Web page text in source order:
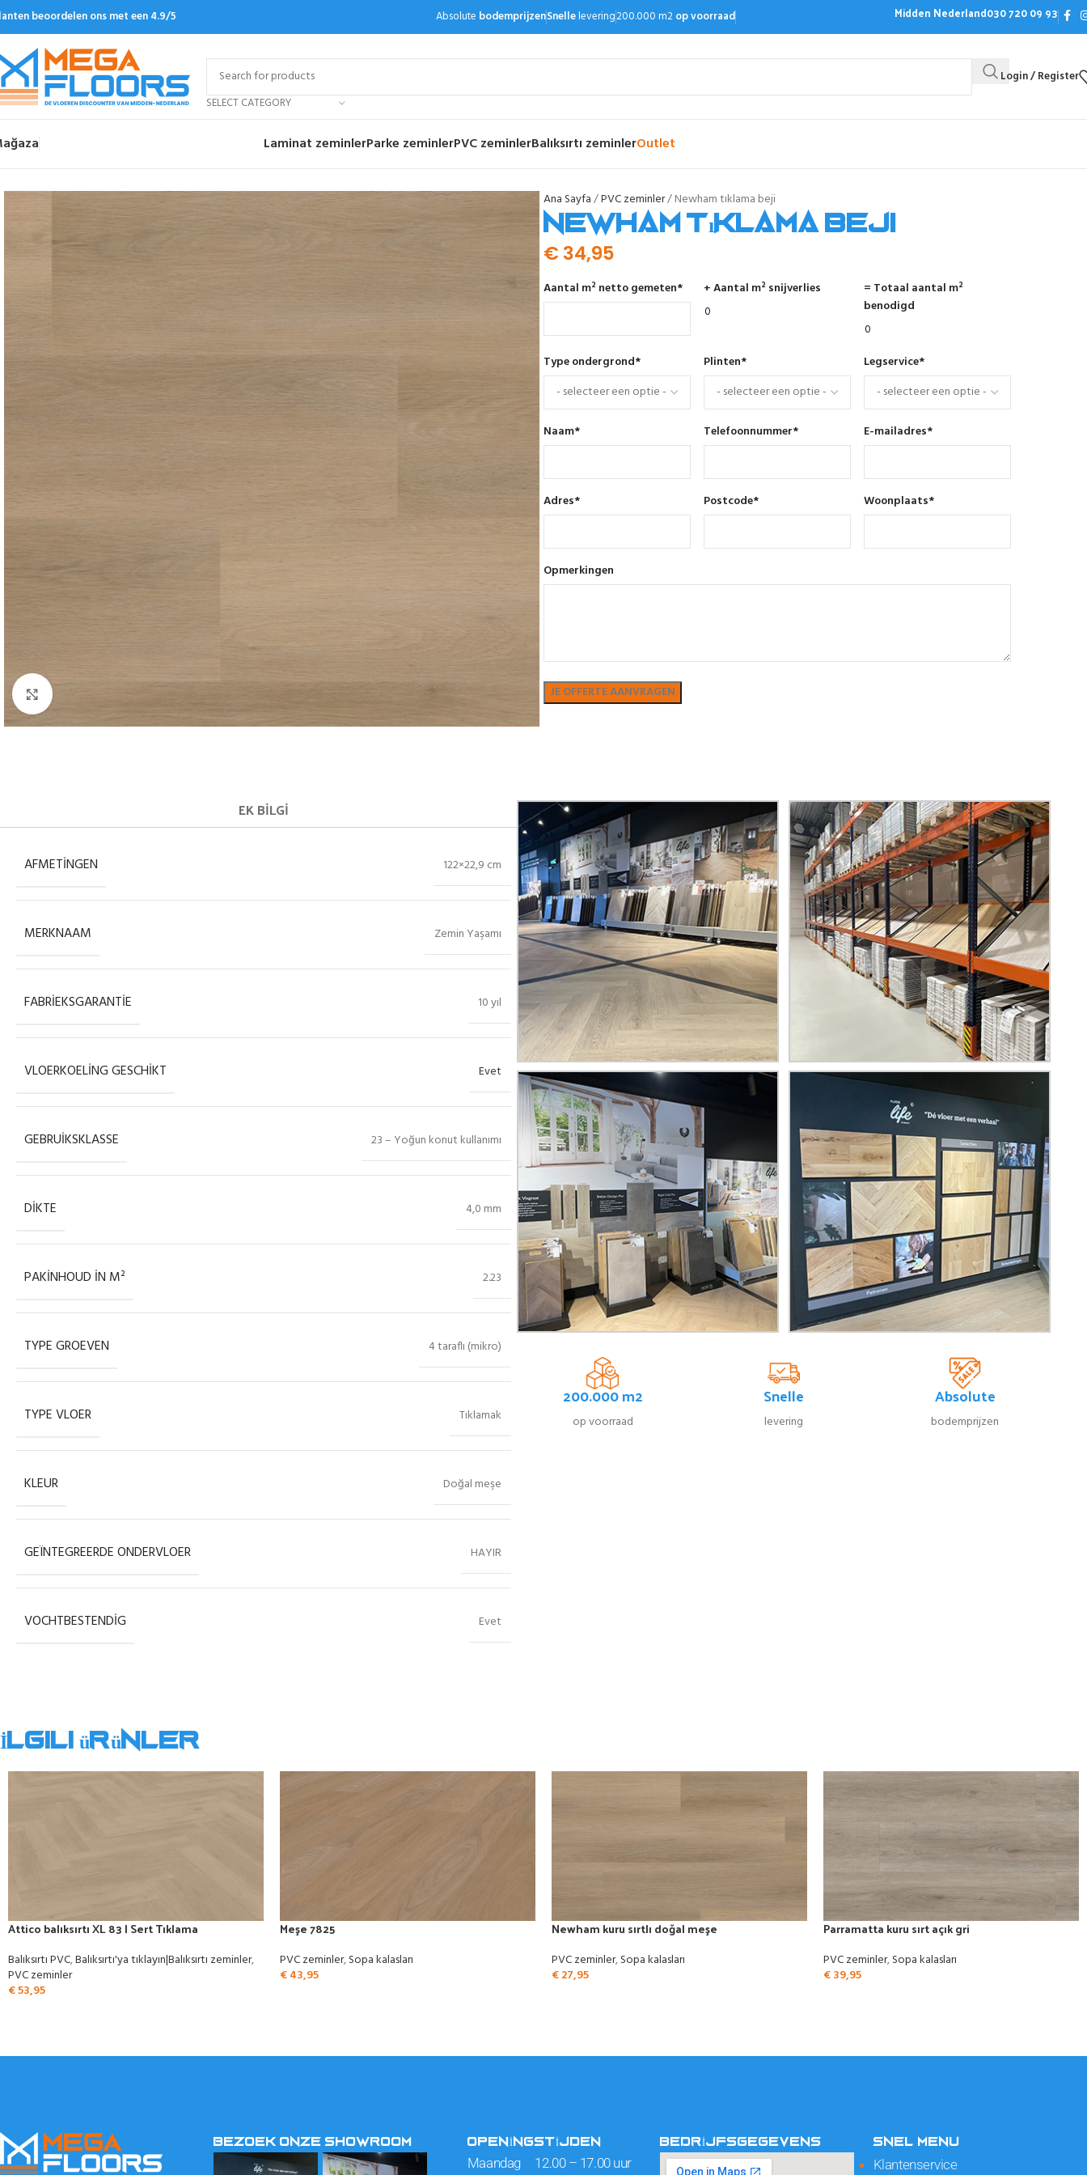
beoordelen ons met een 4.9/5 Absolute bodemprijzenSnellelevering200.000 m2op voorraad Midden Nederland030 720 09 93
SELECT CATEGORY
Login / Register
Laminat zeminlerParke zeminlerPVC zeminlerBalıksırtı zeminlerOutlet
Ana Sayfa PVC zeminler Newham tıklama beji
Newham tıklama beji
€34,95
Aantal m² netto gemeten* + Aantal m² snijverlies
= Totaal aantal m²
benodigd
Type ondergrond* Plinten* Legservice*
Naam* Telefoonnummer* E-mailadres*
Adres* Postcode* Woonplaats*
Opmerkingen
EK BILGI
AFMETINGEN 122×22,9 cm
MERKNAAM Zemin Yaşamı
FABRIEKSGARANTIE 10 yıl
VLOERKOELING GESCHIKT Evet
GEBRUIKSKLASSE 23 – Yoğun konut kullanımı
DIKTE 4,0 mm
PAKINHOUD IN M² 2.23
TYPE GROEVEN 4 taraflı (mikro)
TYPE VLOER Tıklamak
KLEUR Doğal meşe
GEÏNTEGREERDE ONDERVLOER HAYIR
VOCHTBESTENDIG Evet
200.000 m2
op voorraad
Snelle
levering
Absolute
bodemprijzen
İlgili ürünler
Attico balıksırtı XL 83 | Sert Tıklama
Balıksırtı PVC,Balıksırtı'ya tıklayın|Balıksırtı zeminler,
PVC zeminler
€53,95
Meşe 7825
PVC zeminler,Sopa kalasları
€43,95
Newham kuru sırtlı doğal meşe
PVC zeminler,Sopa kalasları
€27,95
Parramatta kuru sırt açık gri
PVC zeminler,Sopa kalasları
€39,95
BEZOEK ONZE SHOWROOM OPENINGSTIJDEN
Maandag 12.00 – 17.00 uur
BEDRIJFSGEGEVENS SNEL MENU
Klantenservice